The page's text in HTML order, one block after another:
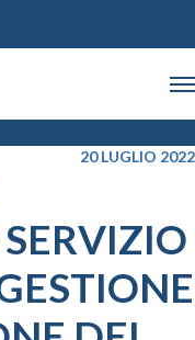
20 LUGLIO 2022